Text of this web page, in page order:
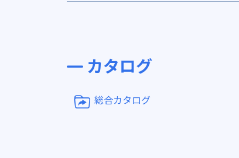
カタログ
総合カタログ